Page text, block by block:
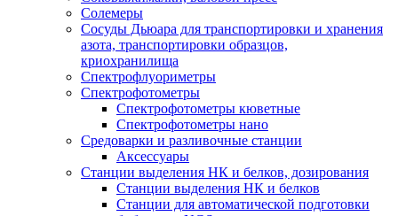
Солемеры
Сосуды Дьюара для транспортировки и хранения
азота, транспортировки образцов,
криохранилища
Спектрофлуориметры
Спектрофотометры
Спектрофотометры кюветные
Спектрофотометры нано
Средоварки и разливочные станции
Аксессуары
Станции выделения НК и белков, дозирования
Станции выделения НК и белков
Станции для автоматической подготовки